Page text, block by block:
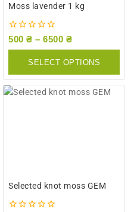
Moss lavender 1 kg
0
500 ₴ – 6500 ₴
SELECT OPTIONS
Selected knot moss GEM